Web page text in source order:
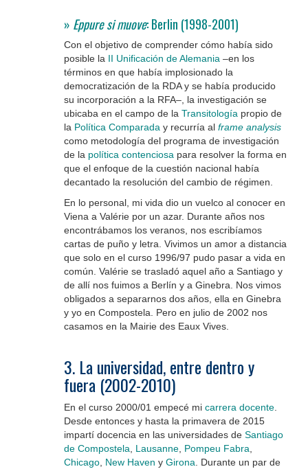
» Eppure si muove: Berlin (1998-2001)
Con el objetivo de comprender cómo había sido
posible la II Unificación de Alemania–en los
términos en que había implosionado la
democratización de la RDA y se había producido
su incorporación a la RFA–, la investigación se
ubicaba en el campo de la Transitologíapropio de
la Política Comparaday recurría al frame analysis
como metodología del programa de investigación
de la política contenciosapara resolver la forma en
que el enfoque de la cuestión nacional había
decantado la resolución del cambio de régimen.
En lo personal, mi vida dio un vuelco al conocer en
Viena a Valérie por un azar. Durante años nos
encontrábamos los veranos, nos escribíamos
cartas de puño y letra. Vivimos un amor a distancia
que solo en el curso 1996/97 pudo pasar a vida en
común. Valérie se trasladó aquel año a Santiago y
de allí nos fuimos a Berlín y a Ginebra. Nos vimos
obligados a separarnos dos años, ella en Ginebra
y yo en Compostela. Pero en julio de 2002 nos
casamos en la Mairie des Eaux Vives.
3. La universidad, entre dentro y
fuera (2002-2010)
En el curso 2000/01 empecé mi carrera docente.
Desde entonces y hasta la primavera de 2015
impartí docencia en las universidades de Santiago
de Compostela, Lausanne, Pompeu Fabra,
Chicago, New Haven y Girona. Durante un par de